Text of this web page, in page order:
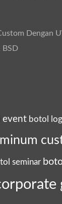
Dengan
BSD
event botol
seminar